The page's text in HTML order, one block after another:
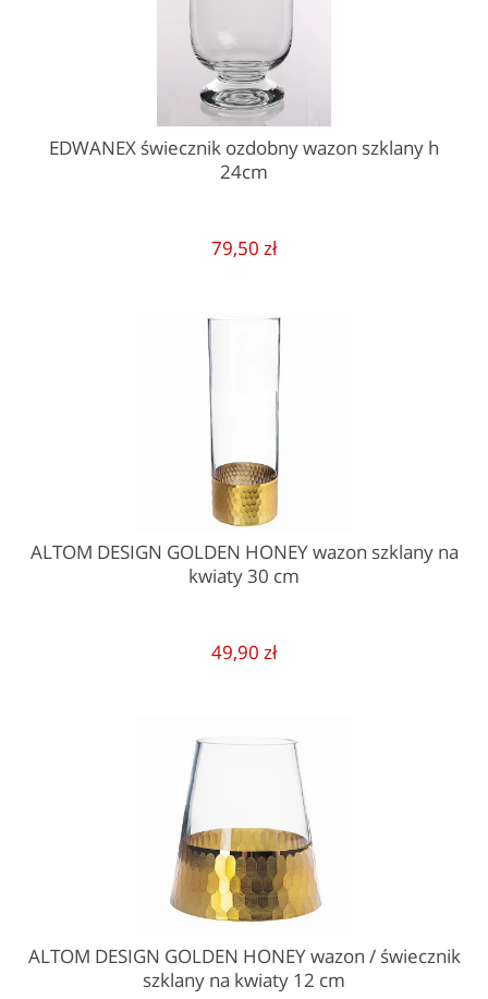
EDWANEX świecznik ozdobny wazon szklany h
24cm
79,50 zł
ALTOM DESIGN GOLDEN HONEY wazon szklany na
kwiaty 30 cm
49,90 zł
ALTOM DESIGN GOLDEN HONEY wazon / świecznik
szklany na kwiaty 12 cm